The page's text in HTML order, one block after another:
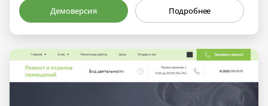
Демоверсия Подробнее